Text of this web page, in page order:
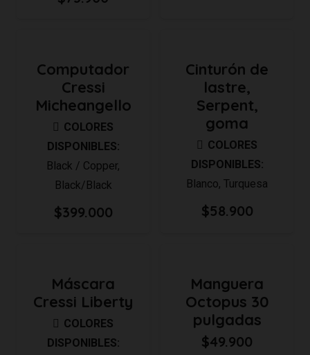
Computador
Cressi
Micheangello
COLORES
DISPONIBLES:
Black / Copper,
Black/Black
$399.000
Cinturón de
lastre,
Serpent,
goma
COLORES
DISPONIBLES:
Blanco, Turquesa
$58.900
Máscara
Cressi Liberty
COLORES
DISPONIBLES:
Manguera
Octopus 30
pulgadas
$49.900